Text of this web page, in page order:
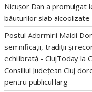
Nicușor Dan a promulgat
băuturilor slab alcoolizate
Postul Adormirii Maicii
semnificații, tradiții și
echilibrată - ClujToday la
Consiliul Județean Cluj
pentru publicul larg